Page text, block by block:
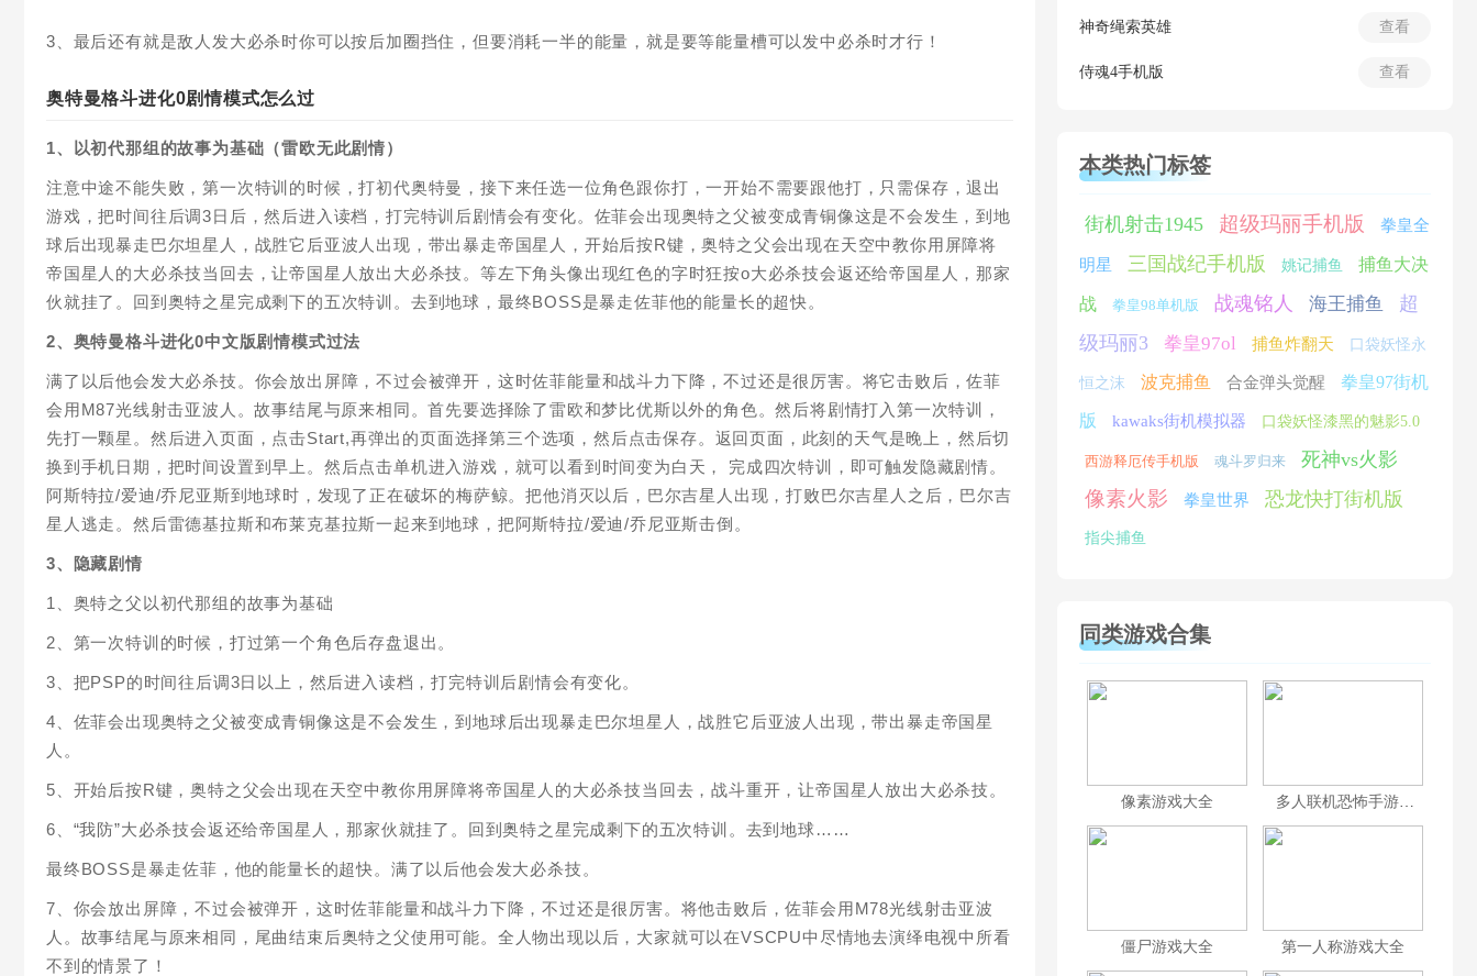
3、最后还有就是敌人发大必杀时你可以按后加圈挡住，但要消耗一半的能量，就是要等能量槽可以发中必杀时才行！
奥特曼格斗进化0剧情模式怎么过
1、以初代那组的故事为基础（雷欧无此剧情）
注意中途不能失败，第一次特训的时候，打初代奥特曼，接下来任选一位角色跟你打，一开始不需要跟他打，只需保存，退出
游戏，把时间往后调3日后，然后进入读档，打完特训后剧情会有变化。佐菲会出现奥特之父被变成青铜像这是不会发生，到地
球后出现暴走巴尔坦星人，战胜它后亚波人出现，带出暴走帝国星人，开始后按R键，奥特之父会出现在天空中教你用屏障将
帝国星人的大必杀技当回去，让帝国星人放出大必杀技。等左下角头像出现红色的字时狂按o大必杀技会返还给帝国星人，那家
伙就挂了。回到奥特之星完成剩下的五次特训。去到地球，最终BOSS是暴走佐菲他的能量长的超快。
2、奥特曼格斗进化0中文版剧情模式过法
满了以后他会发大必杀技。你会放出屏障，不过会被弹开，这时佐菲能量和战斗力下降，不过还是很厉害。将它击败后，佐菲
会用M87光线射击亚波人。故事结尾与原来相同。首先要选择除了雷欧和梦比优斯以外的角色。然后将剧情打入第一次特训，
先打一颗星。然后进入页面，点击Start,再弹出的页面选择第三个选项，然后点击保存。返回页面，此刻的天气是晚上，然后切
换到手机日期，把时间设置到早上。然后点击单机进入游戏，就可以看到时间变为白天， 完成四次特训，即可触发隐藏剧情。
阿斯特拉/爱迪/乔尼亚斯到地球时，发现了正在破坏的梅萨鲸。把他消灭以后，巴尔吉星人出现，打败巴尔吉星人之后，巴尔吉
星人逃走。然后雷德基拉斯和布莱克基拉斯一起来到地球，把阿斯特拉/爱迪/乔尼亚斯击倒。
3、隐藏剧情
1、奥特之父以初代那组的故事为基础
2、第一次特训的时候，打过第一个角色后存盘退出。
3、把PSP的时间往后调3日以上，然后进入读档，打完特训后剧情会有变化。
4、佐菲会出现奥特之父被变成青铜像这是不会发生，到地球后出现暴走巴尔坦星人，战胜它后亚波人出现，带出暴走帝国星
人。
5、开始后按R键，奥特之父会出现在天空中教你用屏障将帝国星人的大必杀技当回去，战斗重开，让帝国星人放出大必杀技。
6、“我防”大必杀技会返还给帝国星人，那家伙就挂了。回到奥特之星完成剩下的五次特训。去到地球……
最终BOSS是暴走佐菲，他的能量长的超快。满了以后他会发大必杀技。
7、你会放出屏障，不过会被弹开，这时佐菲能量和战斗力下降，不过还是很厉害。将他击败后，佐菲会用M78光线射击亚波
人。故事结尾与原来相同，尾曲结束后奥特之父使用可能。全人物出现以后，大家就可以在VSCPU中尽情地去演绎电视中所看
不到的情景了！
查看
神奇绳索英雄
查看
侍魂4手机版
本类热门标签
街机射击1945 超级玛丽手机版 拳皇全
明星 三国战纪手机版 姚记捕鱼 捕鱼大决
战 拳皇98单机版 战魂铭人 海王捕鱼
超
级玛丽3
拳皇97ol 捕鱼炸翻天 口袋妖怪永
恒之沫 波克捕鱼 合金弹头觉醒 拳皇97街机
版 kawaks街机模拟器 口袋妖怪漆黑的魅影5.0
西游释厄传手机版 魂斗罗归来 死神vs火影
像素火影 拳皇世界 恐龙快打街机版
指尖捕鱼
同类游戏合集
像素游戏大全 多人联机恐怖手游合集
僵尸游戏大全 第一人称游戏大全